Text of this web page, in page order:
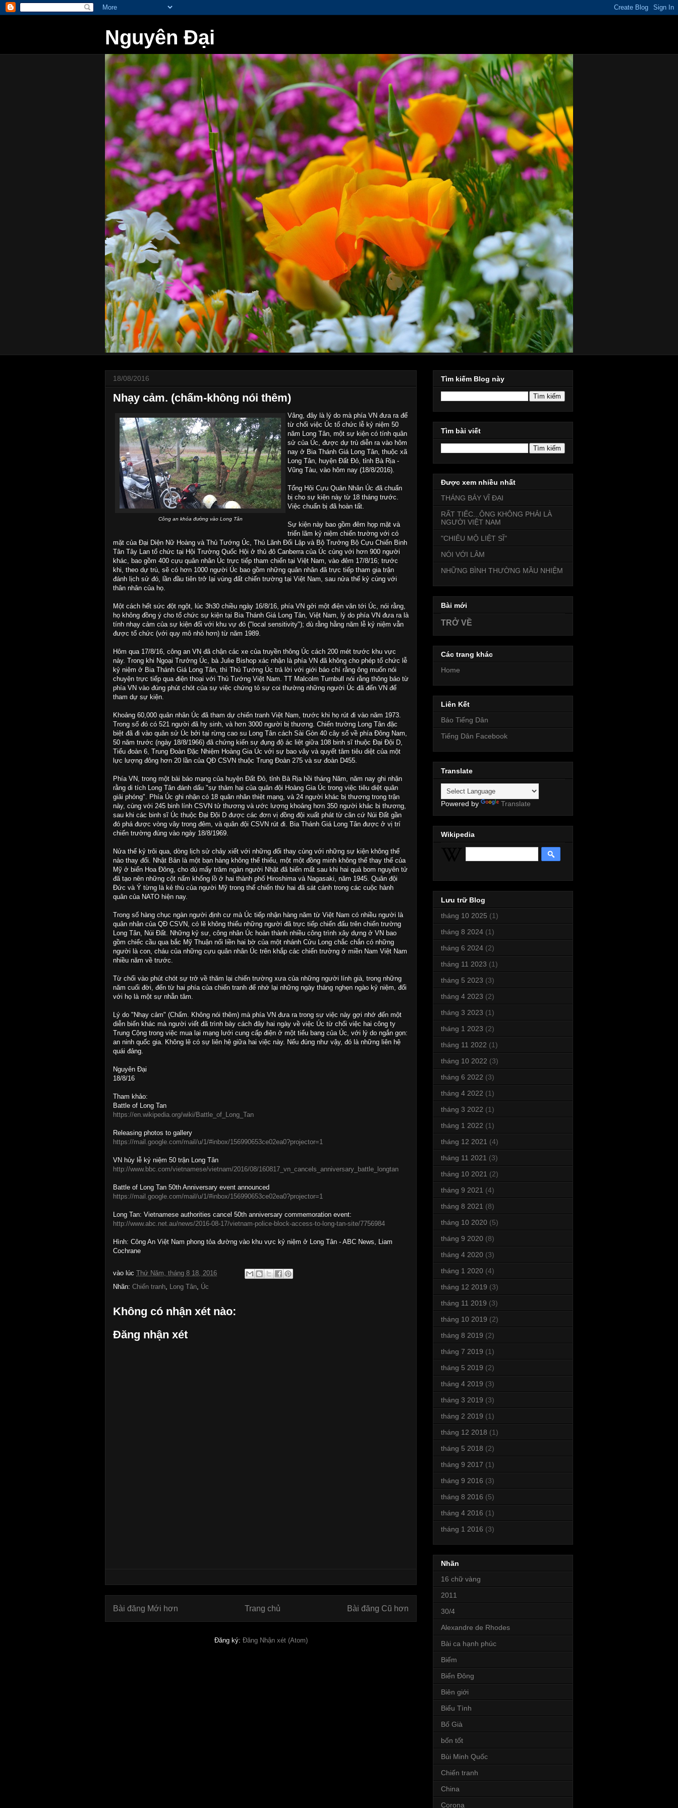
Nguyên Đại
18/08/2016
Nhạy cảm. (chấm-không nói thêm)
Công an khóa đường vào Long Tân
Vâng, đây là lý do mà phía VN đưa ra để
từ chối việc Úc tổ chức lễ kỷ niệm 50
năm Long Tân, một sự kiện có tính quân
sử của Úc, được dự trù diễn ra vào hôm
nay ở Bia Thánh Giá Long Tân, thuộc xã
Long Tân, huyện Đất Đỏ, tỉnh Bà Rịa -
Vũng Tàu, vào hôm nay (18/8/2016).
Tổng Hội Cựu Quân Nhân Úc đã chuẩn
bị cho sự kiện này từ 18 tháng trước.
Việc chuẩn bị đã hoàn tất.
Sự kiện này bao gồm đêm họp mặt và
triển lãm kỷ niệm chiến trường với có
mặt của Đại Diện Nữ Hoàng và Thủ Tướng Úc, Thủ Lãnh Đối Lập và Bộ Trưởng Bộ Cựu Chiến Binh
Tân Tây Lan tổ chức tại Hội Trường Quốc Hội ở thủ đô Canberra của Úc cùng với hơn 900 người
khác, bao gồm 400 cựu quân nhân Úc trực tiếp tham chiến tại Việt Nam, vào đêm 17/8/16; trước
khi, theo dự trù, sẽ có hơn 1000 người Úc bao gồm những quân nhân đã trực tiếp tham gia trận
đánh lịch sử đó, lần đầu tiên trở lại vùng đất chiến trường tại Việt Nam, sau nửa thế kỷ cùng với
thân nhân của họ.
Một cách hết sức đột ngột, lúc 3h30 chiều ngày 16/8/16, phía VN gởi một điện văn tới Úc, nói rằng,
họ không đồng ý cho tổ chức sự kiện tại Bia Thánh Giá Long Tân, Việt Nam, lý do phía VN đưa ra là
tính nhạy cảm của sự kiện đối với khu vự đó ("local sensitivity"); dù rằng hằng năm lễ kỷ niệm vẫn
được tổ chức (với quy mô nhỏ hơn) từ năm 1989.
Hôm qua 17/8/16, công an VN đã chận các xe của truyền thông Úc cách 200 mét trước khu vực
này. Trong khi Ngoại Trưởng Úc, bà Julie Bishop xác nhận là phía VN đã không cho phép tổ chức lễ
kỷ niệm ở Bia Thánh Giá Long Tân, thì Thủ Tướng Úc trả lời với giới báo chí rằng ông muốn nói
chuyện trực tiếp qua điện thoại với Thủ Tướng Việt Nam. TT Malcolm Turnbull nói rằng thông báo từ
phía VN vào đúng phút chót của sự việc chứng tỏ sự coi thường những người Úc đã đến VN để
tham dự sự kiện.
Khoảng 60,000 quân nhân Úc đã tham dự chiến tranh Việt Nam, trước khi họ rút đi vào năm 1973.
Trong số đó có 521 người đã hy sinh, và hơn 3000 người bị thương. Chiến trường Long Tân đặc
biệt đã đi vào quân sử Úc bởi tại rừng cao su Long Tân cách Sài Gòn 40 cây số về phía Đông Nam,
50 năm trước (ngày 18/8/1966) đã chứng kiến sự đụng độ ác liệt giữa 108 binh sĩ thuộc Đại Đội D,
Tiểu đoàn 6, Trung Đoàn Đặc Nhiệm Hoàng Gia Úc với sự bao vây và quyết tâm tiêu diệt của một
lực lượng đông hơn 20 lần của QĐ CSVN thuộc Trung Đoàn 275 và sư đoàn D455.
Phía VN, trong một bài báo mạng của huyện Đất Đỏ, tỉnh Bà Rịa hồi tháng Năm, năm nay ghi nhận
rằng di tích Long Tân đánh dấu "sự thảm hại của quân đội Hoàng Gia Úc trong việc tiêu diệt quân
giải phóng". Phía Úc ghi nhận có 18 quân nhân thiệt mạng, và 24 người khác bị thương trong trận
này, cùng với 245 binh lính CSVN tử thương và ước lượng khoảng hơn 350 người khác bị thương,
sau khi các binh sĩ Úc thuộc Đại Đội D được các đơn vị đồng đội xuất phát từ căn cứ Núi Đất gần
đó phá được vòng vây trong đêm, và quân đội CSVN rút đi. Bia Thánh Giá Long Tân được ở vị trí
chiến trường đúng vào ngày 18/8/1969.
Nửa thế kỷ trôi qua, dòng lịch sử chảy xiết với những đổi thay cùng với những sự kiện không thể
nào thay đổi. Nhật Bản là một bạn hàng không thể thiếu, một một đồng minh không thể thay thế của
Mỹ ở biển Hoa Đông, cho dù mấy trăm ngàn người Nhật đã biến mất sau khi hai quả bom nguyên tử
đã tạo nên những cột nấm khổng lồ ở hai thành phố Hiroshima và Nagasaki, năm 1945. Quân đội
Đức và Ý từng là kẻ thù của người Mỹ trong thế chiến thứ hai đã sát cánh trong các cuộc hành
quân của NATO hiện nay.
Trong số hàng chục ngàn người định cư mà Úc tiếp nhận hàng năm từ Việt Nam có nhiều người là
quân nhân của QĐ CSVN, có lẽ không thiếu những người đã trực tiếp chiến đấu trên chiến trường
Long Tân, Núi Đất. Những kỷ sư, công nhân Úc hoàn thành nhiều công trình xây dựng ở VN bao
gồm chiếc cầu qua bắc Mỹ Thuận nối liền hai bờ của một nhánh Cửu Long chắc chắn có những
người là con, cháu của những cựu quân nhân Úc trên khắp các chiến trường ở miền Nam Việt Nam
nhiều năm về trước.
Từ chối vào phút chót sự trở về thăm lại chiến trường xưa của những người lính già, trong những
năm cuối đời, đến từ hai phía của chiến tranh để nhớ lại những ngày tháng nghẹn ngào kỷ niệm, đối
với họ là một sự nhẫn tâm.
Lý do "Nhạy cảm" (Chấm. Không nói thêm) mà phía VN đưa ra trong sự việc này gợi nhớ đến một
diễn biến khác mà người viết đã trình bày cách đây hai ngày về việc Úc từ chối việc hai công ty
Trung Cộng trong việc mua lại mạng lưới cung cấp điện ở một tiểu bang của Úc, với lý do ngắn gọn:
an ninh quốc gia. Không lẽ có sự liên hệ giữa hai việc này. Nếu đúng như vậy, đó là những liên hệ
quái đảng.
Nguyên Đại
18/8/16
Tham khảo:
Battle of Long Tan
https://en.wikipedia.org/wiki/Battle_of_Long_Tan
Releasing photos to gallery
https://mail.google.com/mail/u/1/#inbox/156990653ce02ea0?projector=1
VN hủy lễ kỷ niệm 50 trận Long Tân
http://www.bbc.com/vietnamese/vietnam/2016/08/160817_vn_cancels_anniversary_battle_longtan
Battle of Long Tan 50th Anniversary event announced
https://mail.google.com/mail/u/1/#inbox/156990653ce02ea0?projector=1
Long Tan: Vietnamese authorities cancel 50th anniversary commemoration event:
http://www.abc.net.au/news/2016-08-17/vietnam-police-block-access-to-long-tan-site/7756984
Hình: Công An Việt Nam phong tỏa đường vào khu vực kỷ niệm ở Long Tân - ABC News, Liam
Cochrane
vào lúc Thứ Năm, tháng 8 18, 2016
Nhãn: Chiến tranh, Long Tân, Úc
Không có nhận xét nào:
Đăng nhận xét
Bài đăng Mới hơn Bài đăng Cũ hơn
Trang chủ
Đăng ký: Đăng Nhận xét (Atom)
Tìm kiếm Blog này
Tìm bài viết
Được xem nhiều nhất
THÁNG BẢY VĨ ĐẠI
RẤT TIẾC...ÔNG KHÔNG PHẢI LÀ
NGƯỜI VIỆT NAM
"CHIÊU MỘ LIỆT SĨ"
NÓI VỚI LÂM
NHỮNG BÌNH THƯỜNG MẦU NHIỆM
Bài mới
TRỞ VỀ
Các trang khác
Home
Liên Kết
Báo Tiếng Dân
Tiếng Dân Facebook
Translate
Powered by Translate
Wikipedia
Lưu trữ Blog
tháng 10 2025 (1)
tháng 8 2024 (1)
tháng 6 2024 (2)
tháng 11 2023 (1)
tháng 5 2023 (3)
tháng 4 2023 (2)
tháng 3 2023 (1)
tháng 1 2023 (2)
tháng 11 2022 (1)
tháng 10 2022 (3)
tháng 6 2022 (3)
tháng 4 2022 (1)
tháng 3 2022 (1)
tháng 1 2022 (1)
tháng 12 2021 (4)
tháng 11 2021 (3)
tháng 10 2021 (2)
tháng 9 2021 (4)
tháng 8 2021 (8)
tháng 10 2020 (5)
tháng 9 2020 (8)
tháng 4 2020 (3)
tháng 1 2020 (4)
tháng 12 2019 (3)
tháng 11 2019 (3)
tháng 10 2019 (2)
tháng 8 2019 (2)
tháng 7 2019 (1)
tháng 5 2019 (2)
tháng 4 2019 (3)
tháng 3 2019 (3)
tháng 2 2019 (1)
tháng 12 2018 (1)
tháng 5 2018 (2)
tháng 9 2017 (1)
tháng 9 2016 (3)
tháng 8 2016 (5)
tháng 4 2016 (1)
tháng 1 2016 (3)
Nhãn
16 chữ vàng
2011
30/4
Alexandre de Rhodes
Bài ca hạnh phúc
Biếm
Biển Đông
Biên giới
Biểu Tình
Bố Già
bốn tốt
Bùi Minh Quốc
Chiến tranh
China
Corona